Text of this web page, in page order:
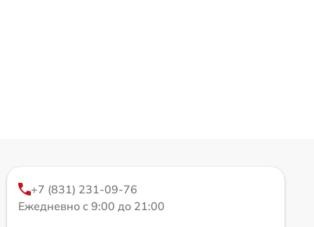
+7 (831) 231-09-76
Ежедневно с 9:00 до 21:00